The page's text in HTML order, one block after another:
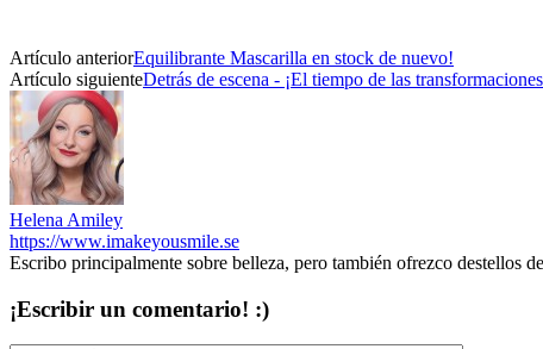
Artículo anteriorEquilibrante Mascarilla en stock de nuevo!
Artículo siguienteDetrás de escena - ¡El tiempo de las
Helena Amiley
https://www.imakeyousmile.se
Escribo principalmente sobre belleza, pero también ofrezco destellos
¡Escribir un comentario! :)